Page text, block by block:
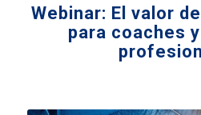
Webinar: El valor
para coaches